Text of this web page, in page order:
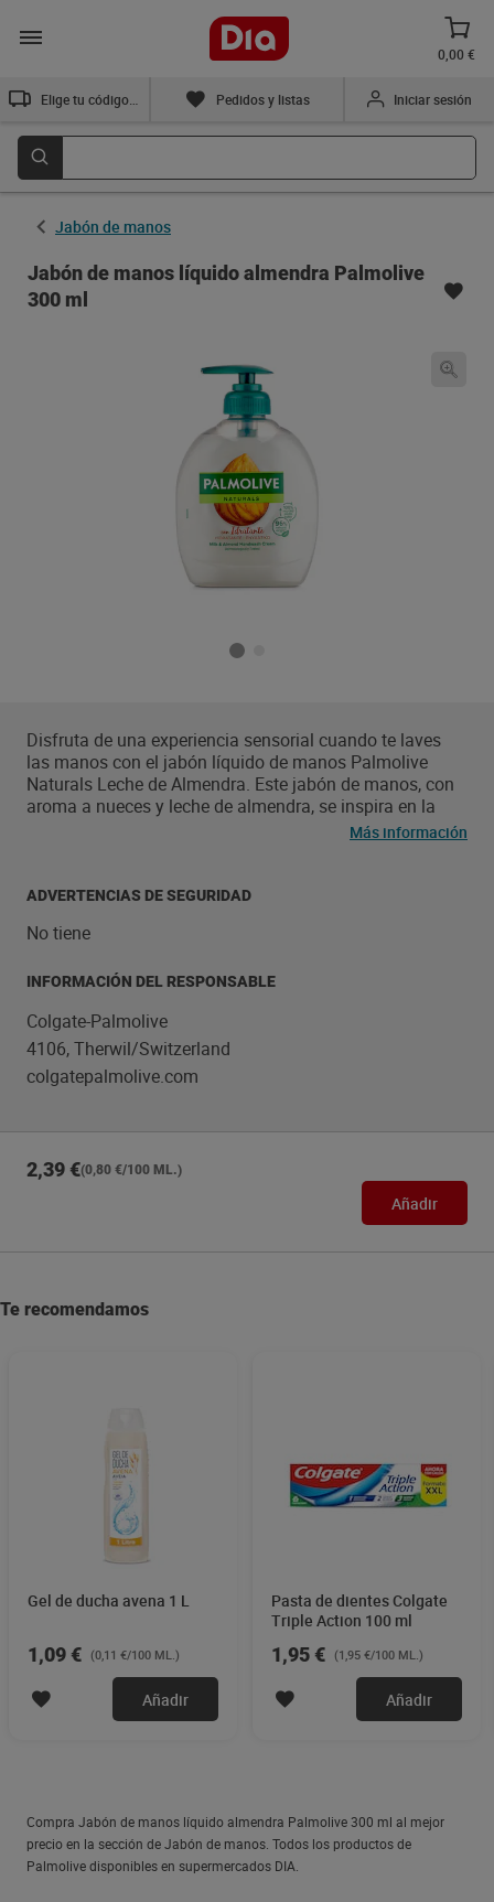
0,00 €
Pedidos y listas Iniciar sesión
Jabón de manos
Jabón de manos líquido almendra Palmolive
300 ml
Disfruta de una experiencia sensorial cuando te laves
las manos con el jabón líquido de manos Palmolive
Naturals Leche de Almendra. Este jabón de manos, con
aroma a nueces y leche de almendra, se inspira en la
naturaleza para deleitar tus sentidos, y está enriquecido
leche de origen vegetal, sino que también está elaborado
de manos tiene una fórmula 98% biodegradable y viene
dosificador. El jabón líquido de manos también ha sido
nutridas y suaves con Palmolive. *Agua e ingredientes
de origen natural con procesamiento limitado.
Más información
ADVERTENCIAS DE SEGURIDAD
No tiene
INFORMACIÓN DEL RESPONSABLE
Colgate-Palmolive
4106, Therwil/Switzerland
colgatepalmolive.com
2,39 €(0,80 €/100 ML.)
Añadir
Te recomendamos
Gel de ducha avena 1 L
1,09 € (0,11 €/100 ML.)
Añadir
Pasta de dientes Colgate
Triple Action 100 ml
1,95 € (1,95 €/100 ML.)
Añadir
Compra Jabón de manos líquido almendra Palmolive 300 ml al mejor
precio en la sección de Jabón de manos. Todos los productos de
Palmolive disponibles en supermercados DIA.